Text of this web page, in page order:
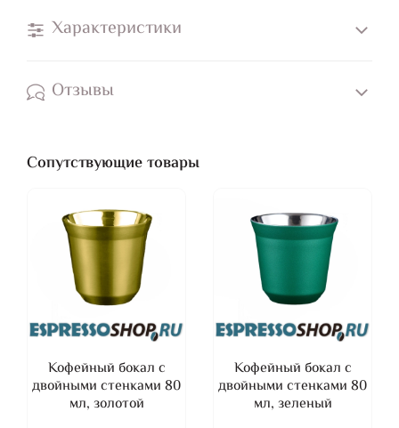
Характеристики
Отзывы
Сопутствующие товары
Кофейный бокал с
двойными стенками 80
мл, золотой
Кофейный бокал с
двойными стенками 80
мл, зеленый